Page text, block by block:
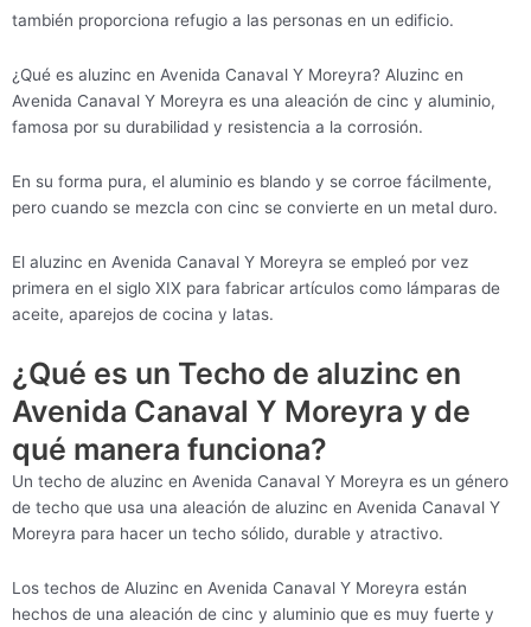
también proporciona refugio a las personas en un edificio.
¿Qué es aluzinc en Avenida Canaval Y Moreyra? Aluzinc en
Avenida Canaval Y Moreyra es una aleación de cinc y aluminio,
famosa por su durabilidad y resistencia a la corrosión.
En su forma pura, el aluminio es blando y se corroe fácilmente,
pero cuando se mezcla con cinc se convierte en un metal duro.
El aluzinc en Avenida Canaval Y Moreyra se empleó por vez
primera en el siglo XIX para fabricar artículos como lámparas de
aceite, aparejos de cocina y latas.
¿Qué es un Techo de aluzinc en
Avenida Canaval Y Moreyra y de
qué manera funciona?
Un techo de aluzinc en Avenida Canaval Y Moreyra es un género
de techo que usa una aleación de aluzinc en Avenida Canaval Y
Moreyra para hacer un techo sólido, durable y atractivo.
Los techos de Aluzinc en Avenida Canaval Y Moreyra están
hechos de una aleación de cinc y aluminio que es muy fuerte y